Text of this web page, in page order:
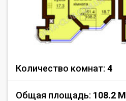
Количество комнат: 4
Общая площадь: 108.2 M